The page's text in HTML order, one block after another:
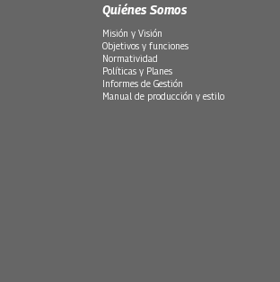
Quiénes Somos
Misión y Visión
Objetivos y funciones
Normatividad
Políticas y Planes
Informes de Gestión
Manual de producción y estilo